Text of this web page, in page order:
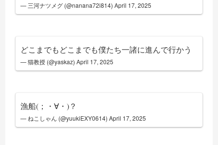
— 三河ナツメグ (@nanana72i814)April 17, 2025
どこまでもどこまでも僕たち一諸に進んで行かう
— 猫教授 (@yaskaz)April 17, 2025
漁船(；・∀・)？
— ねこしゃん (@yuukiEXY0614)April 17, 2025